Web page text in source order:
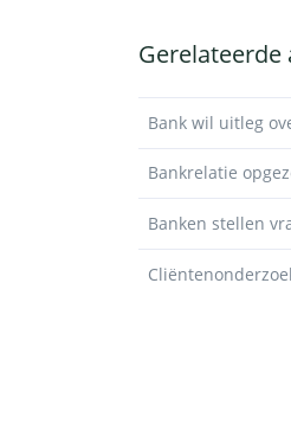
Gerelateerde
Bank wil uitleg
Bankrelatie
Banken stellen